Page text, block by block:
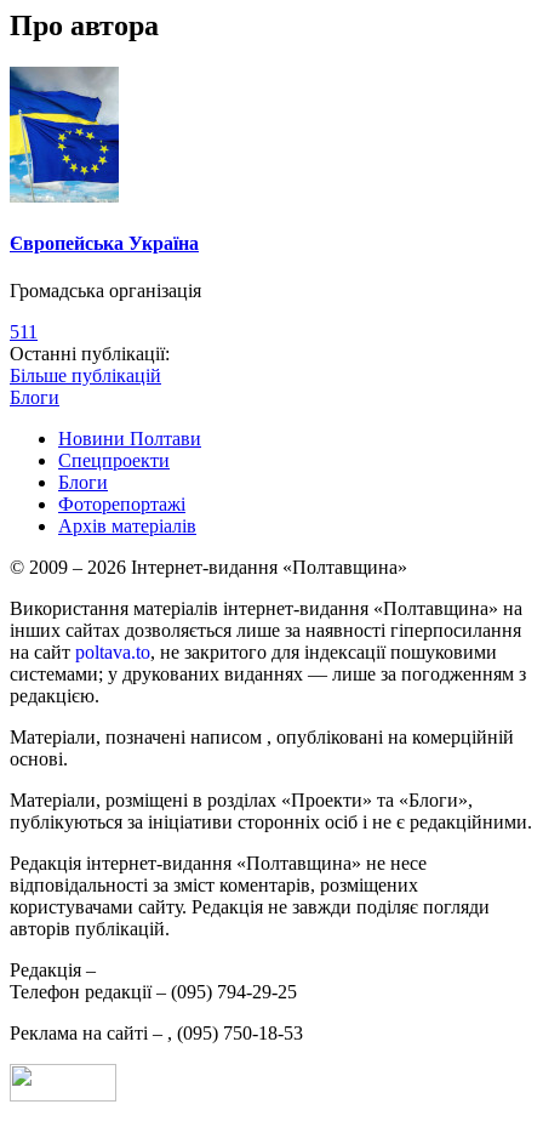
Про автора
Європейська Україна
Громадська організація
511
Останні публікації:
Більше публікацій
Блоги
Новини Полтави
Спецпроекти
Блоги
Фоторепортажі
Архів матеріалів
© 2009 – 2026 Інтернет-видання «Полтавщина»
Використання матеріалів інтернет-видання «Полтавщина» на
інших сайтах дозволяється лише за наявності гіперпосилання
на сайт poltava.to, не закритого для індексації пошуковими
системами; у друкованих виданнях — лише за погодженням з
редакцією.
Матеріали, позначені написом , опубліковані на комерційній
основі.
Матеріали, розміщені в розділах «Проекти» та «Блоги»,
публікуються за ініціативи сторонніх осіб і не є редакційними.
Редакція інтернет-видання «Полтавщина» не несе
відповідальності за зміст коментарів, розміщених
користувачами сайту. Редакція не завжди поділяє погляди
авторів публікацій.
Редакція –
Телефон редакції – (095) 794-29-25
Реклама на сайті – , (095) 750-18-53